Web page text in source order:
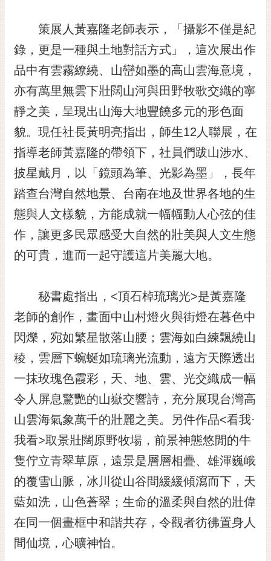
及
安
全
政
策
網
資
料
放
宣
告
市
府
置
策展人黃嘉隆老師表示，「攝影不僅是紀
錄，更是一種與土地對話方式」，這次展出作
品中有雲霧繚繞、山巒如墨的高山雲海意境，
亦有萬里無雲下壯闊山河與田野牧歌交織的寧
靜之美，呈現出山海大地豐饒多元的形色面
貌。現任社長黃明亮指出，師生12人聯展，在
指導老師黃嘉隆的帶領下，社員們跋山涉水、
披星戴月，以「鏡頭為筆、光影為墨」，長年
踏查台灣自然地景、台南在地及世界各地的生
態與人文樣貌，方能成就一幅幅動人心弦的佳
作，讓更多民眾感受大自然的壯美與人文生態
的可貴，進而一起守護這片美麗大地。
秘書處指出，<頂石棹琉璃光>是黃嘉隆
老師的創作，畫面中山村燈火與街燈在暮色中
閃爍，宛如繁星散落山腰；雲海如白練飄繞山
稜，雲層下蜿蜒如琉璃光流動，遠方天際透出
一抹玫瑰色霞彩，天、地、雲、光交織成一幅
令人屏息驚艷的山嶽交響詩，充分展現台灣高
山雲海氣象萬千的壯麗之美。另件作品<看我·
我看>取景壯闊原野牧場，前景神態悠閒的牛
隻佇立青翠草原，遠景是層層相疊、雄渾巍峨
的覆雪山脈，冰川從山谷間緩緩傾瀉而下，天
藍如洗，山色蒼翠；生命的溫柔與自然的壯偉
在同一個畫框中和諧共存，令觀者彷彿置身人
間仙境，心曠神怡。